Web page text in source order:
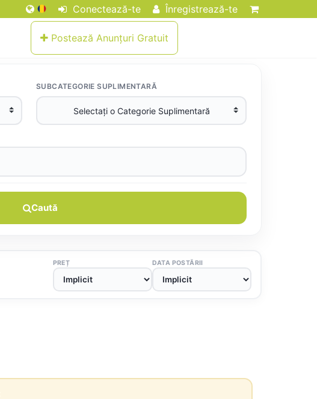
Conectează-te Înregistrează-te
Postează Anunțuri Gratuit
SUBCATEGORIE SUPLIMENTARĂ
Caută
PREȚ DATA POSTĂRII